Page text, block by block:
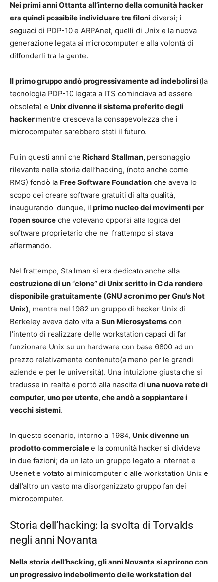
Nei primi anni Ottanta all’interno della comunità hacker
era quindi possibile individuare tre filoni diversi; i
seguaci di PDP-10 e ARPAnet, quelli di Unix e la nuova
generazione legata ai microcomputer e alla volontà di
diffonderli tra la gente.
Il primo gruppo andò progressivamente ad indebolirsi (la
tecnologia PDP-10 legata a ITS cominciava ad essere
obsoleta) e Unix divenne il sistema preferito degli
hacker mentre cresceva la consapevolezza che i
microcomputer sarebbero stati il futuro.
Fu in questi anni che Richard Stallman, personaggio
rilevante nella storia dell’hacking, (noto anche come
RMS) fondò la Free Software Foundation che aveva lo
scopo dei creare software gratuiti di alta qualità,
inaugurando, dunque, il primo nucleo dei movimenti per
l’open source che volevano opporsi alla logica del
software proprietario che nel frattempo si stava
affermando.
Nel frattempo, Stallman si era dedicato anche alla
costruzione di un “clone” di Unix scritto in C da rendere
disponibile gratuitamente (GNU acronimo per Gnu’s Not
Unix), mentre nel 1982 un gruppo di hacker Unix di
Berkeley aveva dato vita a Sun Microsystems con
l’intento di realizzare delle workstation capaci di far
funzionare Unix su un hardware con base 6800 ad un
prezzo relativamente contenuto(almeno per le grandi
aziende e per le università). Una intuizione giusta che si
tradusse in realtà e portò alla nascita di una nuova rete di
computer, uno per utente, che andò a soppiantare i
vecchi sistemi.
In questo scenario, intorno al 1984, Unix divenne un
prodotto commerciale e la comunità hacker si divideva
in due fazioni; da un lato un gruppo legato a Internet e
Usenet e votato ai minicomputer o alle workstation Unix e
dall’altro un vasto ma disorganizzato gruppo fan dei
microcomputer.
Storia dell’hacking: la svolta di Torvalds
negli anni Novanta
Nella storia dell’hacking, gli anni Novanta si aprirono con
un progressivo indebolimento delle workstation del